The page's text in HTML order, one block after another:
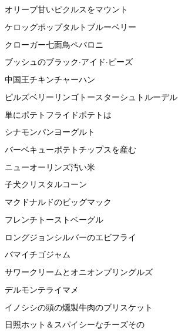
オリーブ甘いピクルスをマウント
ケロッグポップタルトブルーベリー
クローガー七面鳥ペパロニ
ブッシュのブラック·アイド·ピーズ
中国王チキンチャーハン
ピルズベリーリンゴトースターシュトルーデル
単にポテトフライドポテトは
シナモンパンヨーグルト
バーベキューポテトチップスを産む
ニューオーリンズ汚い米
子犬クリスタルコーン
マクドナルドのビッグマック
フレンチトーストベーグル
ロングジョンシルバーのエビフライ
バマイチゴジャム
サワークリームとオニオンプリングルズ
デルモンテライマメ
イノシシの頭の燻製牛肉のブリスケット
日照ホット＆スパイシーなチーズその